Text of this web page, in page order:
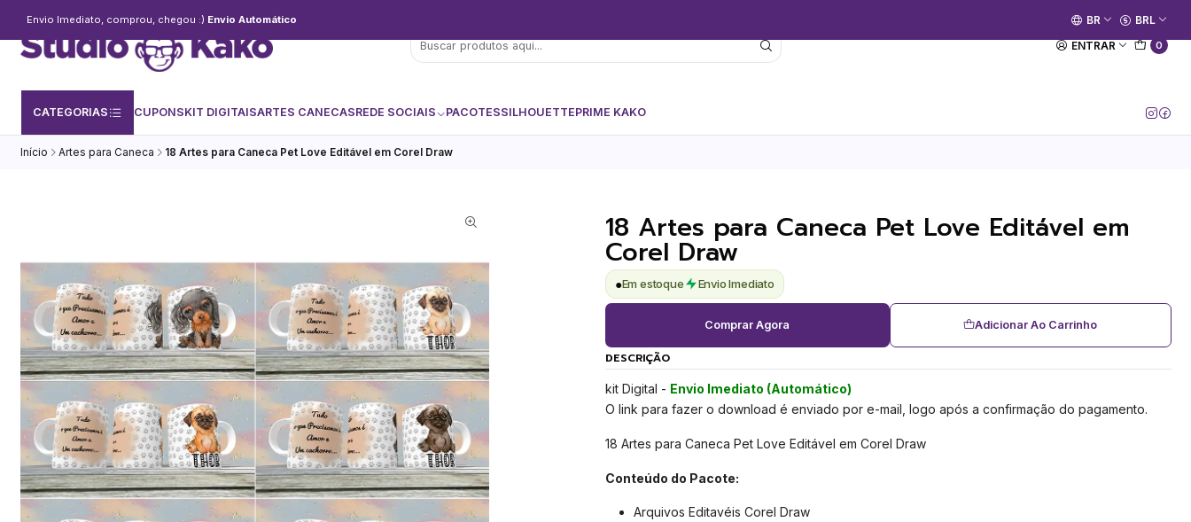
ENTRAR 0
CATEGORIAS CUPONSKIT DIGITAISARTES CANECASREDE SOCIAIS PACOTESSILHOUETTEPRIME KAKO
Envio Imediato, comprou, chegou :) Envio Automático [Entrar no Canal]
BR BRL
Início Artes para Caneca 18 Artes para Caneca Pet Love Editável em Corel Draw
18 Artes para Caneca Pet Love Editável em
Corel Draw
●Em estoque Envio Imediato
Adicionar Ao Carrinho
Comprar Agora
DESCRIÇÃO
kit Digital - Envio Imediato (Automático)
O link para fazer o download é enviado por e-mail, logo após a confirmação do pagamento.
18 Artes para Caneca Pet Love Editável em Corel Draw
Conteúdo do Pacote:
Arquivos Editavéis Corel Draw